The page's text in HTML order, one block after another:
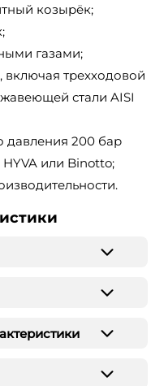
козырёк;
газами;
включая трехходовой
стали AISI
давления 200 бар
или Binotto;